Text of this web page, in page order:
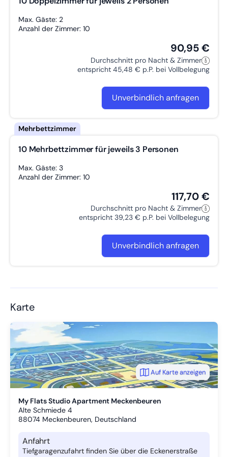
Max. Gäste: 2
Anzahl der Zimmer: 10
90,95 €
Durchschnitt pro Nacht & Zimmer
entspricht 45,48 € p.P. bei Vollbelegung
Unverbindlich anfragen
10 Mehrbettzimmer für jeweils 3 Personen
Max. Gäste: 3
Anzahl der Zimmer: 10
117,70 €
Durchschnitt pro Nacht & Zimmer
entspricht 39,23 € p.P. bei Vollbelegung
Unverbindlich anfragen
Karte
My Flats Studio Apartment Meckenbeuren
Alte Schmiede 4
88074 Meckenbeuren, Deutschland
Anfahrt
Tiefgaragenzufahrt finden Sie über die Eckenerstraße
Auf Karte anzeigen